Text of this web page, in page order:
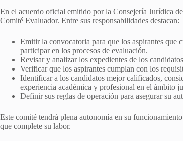
En el acuerdo oficial emitido por la Consejería Jurídica
Comité Evaluador. Entre sus responsabilidades destacan:
Emitir la convocatoria para que los aspirantes que
participar en los procesos de evaluación.
Revisar y analizar los expedientes de los
Verificar que los aspirantes cumplan con los
Identificar a los candidatos mejor calificados,
experiencia académica y profesional en el ámbito
Definir sus reglas de operación para asegurar su
Este comité tendrá plena autonomía en su
que complete su labor.